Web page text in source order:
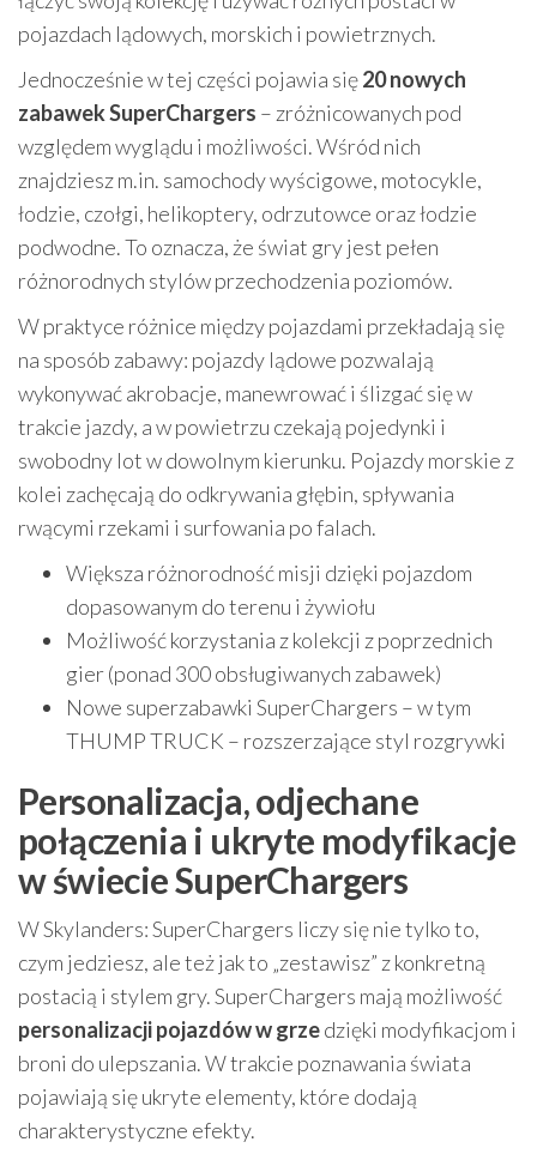
pojazdach lądowych, morskich i powietrznych.
Jednocześnie w tej części pojawia się20 nowych
zabawek SuperChargers – zróżnicowanych pod
względem wyglądu i możliwości. Wśród nich
znajdziesz m.in. samochody wyścigowe, motocykle,
łodzie, czołgi, helikoptery, odrzutowce oraz łodzie
podwodne. To oznacza, że świat gry jest pełen
różnorodnych stylów przechodzenia poziomów.
W praktyce różnice między pojazdami przekładają się
na sposób zabawy: pojazdy lądowe pozwalają
wykonywać akrobacje, manewrować i ślizgać się w
trakcie jazdy, a w powietrzu czekają pojedynki i
swobodny lot w dowolnym kierunku. Pojazdy morskie z
kolei zachęcają do odkrywania głębin, spływania
rwącymi rzekami i surfowania po falach.
Większa różnorodność misji dzięki pojazdom
dopasowanym do terenu i żywiołu
Możliwość korzystania z kolekcji z poprzednich
gier (ponad 300 obsługiwanych zabawek)
Nowe superzabawki SuperChargers – w tym
THUMP TRUCK – rozszerzające styl rozgrywki
Personalizacja, odjechane
połączenia i ukryte modyfikacje
w świecie SuperChargers
W Skylanders: SuperChargers liczy się nie tylko to,
czym jedziesz, ale też jak to „zestawisz” z konkretną
postacią i stylem gry. SuperChargers mają możliwość
personalizacji pojazdów w grzedzięki modyfikacjom i
broni do ulepszania. W trakcie poznawania świata
pojawiają się ukryte elementy, które dodają
charakterystyczne efekty.